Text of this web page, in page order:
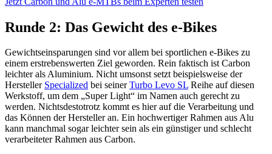
Runde 2: Das Gewicht des e-Bikes
Gewichtseinsparungen sind vor allem bei sportlichen e-Bikes zu
einem erstrebenswerten Ziel geworden. Rein faktisch ist Carbon
leichter als Aluminium. Nicht umsonst setzt beispielsweise der
Hersteller Specialized bei seinerTurbo Levo SL Reihe auf diesen
Werkstoff, um dem „Super Light“ im Namen auch gerecht zu
werden. Nichtsdestotrotz kommt es hier auf die Verarbeitung und
das Können der Hersteller an. Ein hochwertiger Rahmen aus Alu
kann manchmal sogar leichter sein als ein günstiger und schlecht
verarbeiteter Rahmen aus Carbon.